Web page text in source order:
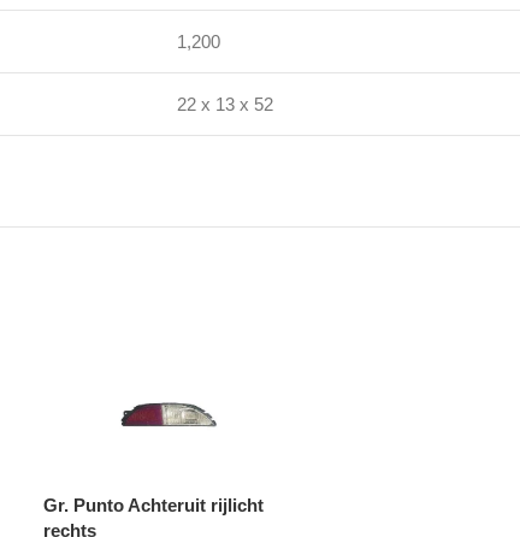
1,200
22 x 13 x 52
Gr. Punto Achteruit rijlicht
rechts